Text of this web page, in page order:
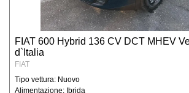
possono essere comunicati e
tutelare in relazione alla
personali. Raccolta dati
alla fruizione dei nostri
ecc..) Degidio Auto srl
FIAT 600 Hybrid 136 CV DCT MHEV
d`Italia
FIAT
Tipo vettura: Nuovo
Alimentazione: Ibrida